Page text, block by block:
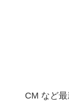
CM など